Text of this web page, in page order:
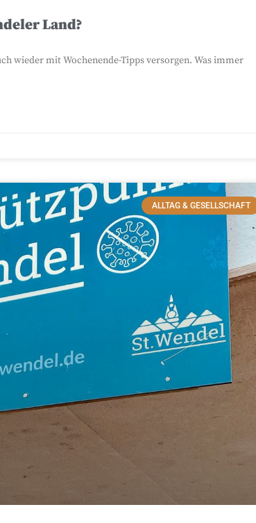
Land?
wieder mit Wochenende-Tipps versorgen. Was immer
ALLTAG & GESELLSCHAFT